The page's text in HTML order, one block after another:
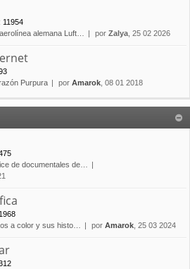
11954
alemana Luft… por Zalya , 25 02 2026
Purpura por Amarok , 08 01 2018
de documentales de…
1968
a color y sus histo… por Amarok , 25 03 2024